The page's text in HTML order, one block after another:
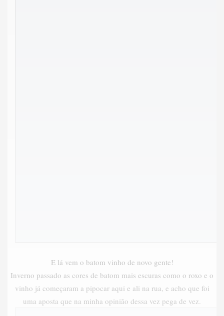
E lá vem o batom vinho de novo gente!
Inverno passado as cores de batom mais escuras como o roxo e o
vinho já começaram a pipocar aqui e ali na rua, e acho que foi
uma aposta que na minha opinião dessa vez pega de vez.